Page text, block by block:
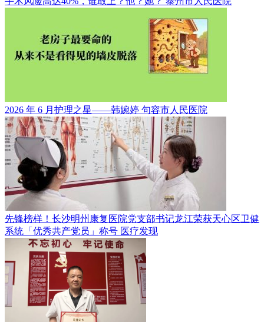
2026 年 6 月护理之星——韩婉婷 句容市人民医院
先锋榜样！长沙明州康复医院党支部书记龙江荣获天心区卫健
系统「优秀共产党员」称号 医疗发现